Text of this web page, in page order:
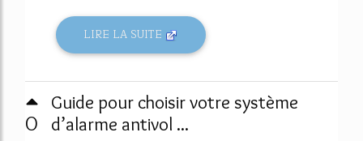
LIRE LA SUITE
0
Guide pour choisir votre système
d’alarme antivol ...